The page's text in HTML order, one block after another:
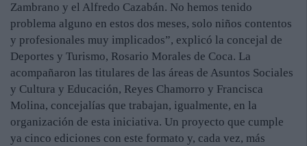
Zambrano y el Alfredo Cazabán. No hemos tenido
problema alguno en estos dos meses, solo niños contentos
y profesionales muy implicados”, explicó la concejal de
Deportes y Turismo, Rosario Morales de Coca. La
acompañaron las titulares de las áreas de Asuntos Sociales
y Cultura y Educación, Reyes Chamorro y Francisca
Molina, concejalías que trabajan, igualmente, en la
organización de esta iniciativa. Un proyecto que cumple
ya cinco ediciones con este formato y, cada vez, más